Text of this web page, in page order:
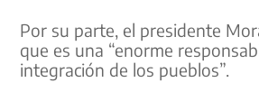
Por su parte, el presidente
que es una “enorme
integración de los pueblos”.